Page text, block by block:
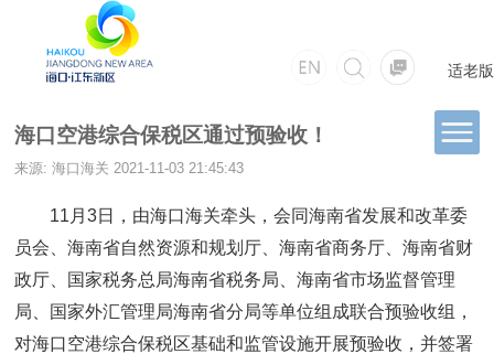
适老版
海口空港综合保税区通过预验收！
来源: 海口海关 2021-11-03 21:45:43
11月3日，由海口海关牵头，会同海南省发展和改革委
员会、海南省自然资源和规划厅、海南省商务厅、海南省财
政厅、国家税务总局海南省税务局、海南省市场监督管理
局、国家外汇管理局海南省分局等单位组成联合预验收组，
对海口空港综合保税区基础和监管设施开展预验收，并签署